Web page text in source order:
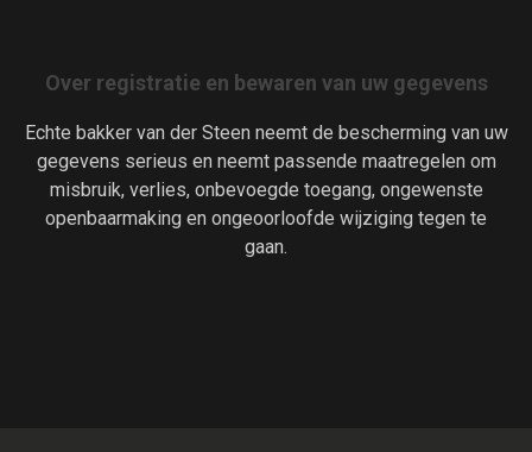
Over registratie en bewaren van uw gegevens
Echte bakker van der Steen neemt de bescherming van uw
gegevens serieus en neemt passende maatregelen om
misbruik, verlies, onbevoegde toegang, ongewenste
openbaarmaking en ongeoorloofde wijziging tegen te
gaan.